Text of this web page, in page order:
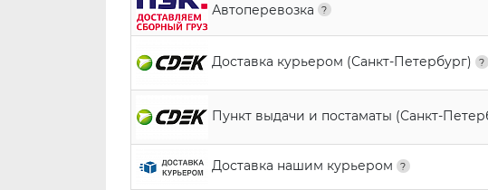
Автоперевозка
Доставка курьером (Санкт-Петербург)
Пункт выдачи и постаматы (Санкт-
Доставка нашим курьером